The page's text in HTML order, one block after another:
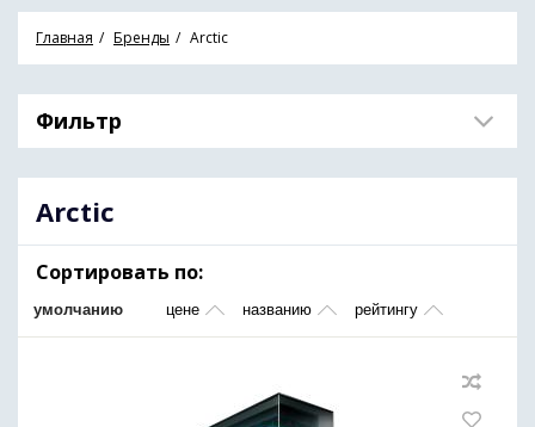
Главная Бренды Arctic
Фильтр
Arctic
Сортировать по:
умолчанию цене названию рейтингу